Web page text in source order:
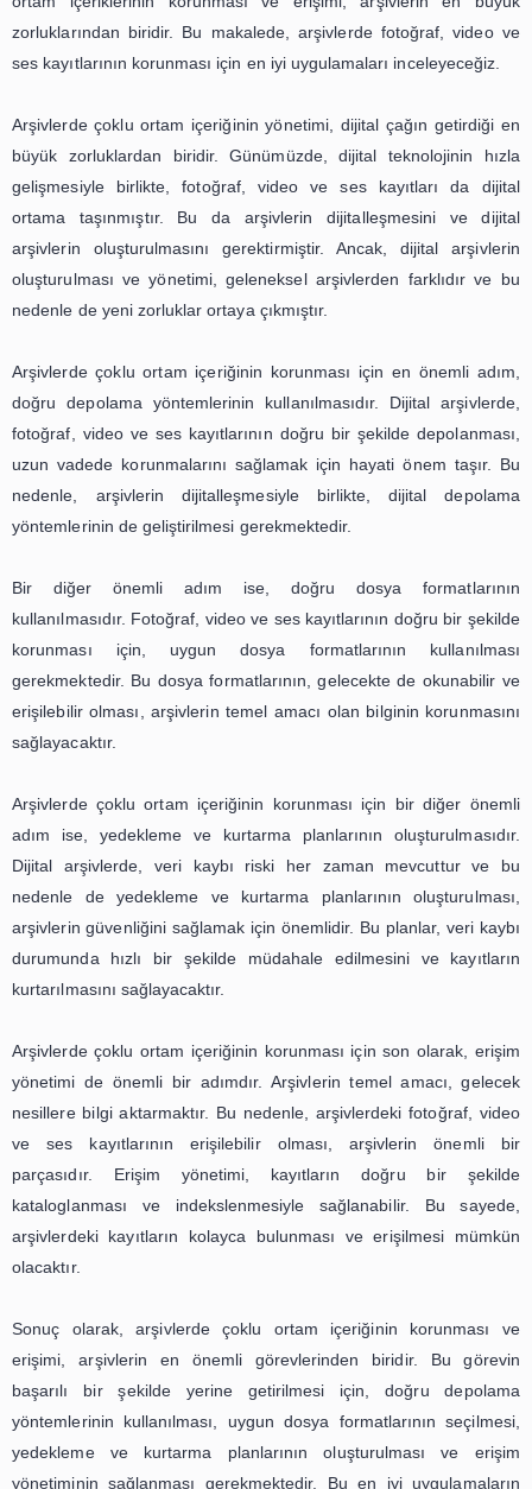
içeriğin düzenlenmesi ve etiketlenmesi de büyük
taşımaktadır. Çünkü, doğru bir şekilde
kullanılabilirliğini azaltabilir. Bu nedenle, arşivlerdeki
içeriğinin yönetimi konusunda daha sistematik bir
benimsenmelidir.
Öncelikle, arşivlerdeki çoklu ortam içeriğinin
etiketlenmesi için bir standart belirlenmelidir. Bu standart,
arşivlerdeki içeriklerin dijital ortama aktarılması ve dijital
oluşturulması konusunda da rehberlik etmelidir.
Bununla birlikte, arşivlerdeki çoklu ortam içeriğinin
uzmanlaşmış kişilerin arşivlerde çalışması, içeriklerin
şekilde düzenlenmesi ve etiketlenmesi için büyük
taşımaktadır. Ayrıca, bu kişilerin eğitim ve
verilmelidir. Çünkü, teknolojinin hızla gelişmesi ve yeni
yöntemlerinin ortaya çıkması, bu alanda çalışan kişilerin
Arşivlerdeki çoklu ortam içeriğinin düzenlenmesi ve
aynı zamanda dijital arşivlerin oluşturulması için de
taşımaktadır. Dijital arşivler, içeriklerin daha kolay
korunabilir olmasını sağlamaktadır. Ancak, dijital
içeriklere dayanmaktadır. Bu nedenle, arşivlerdeki
içeriğinin düzenlenmesi ve etiketlenmesi, dijital
oluşturulması için de temel bir adımdır.
Sonuç olarak, arşivlerdeki çoklu ortam içeriğinin
konusunda daha fazla çalışmaya ihtiyaç duyulmaktadır.
standartlar belirlenmeli, insan kaynağına yatırım
etiketlenmiş içeriklere ihtiyaç duyulmaktadır. Bu
gelecek nesillere daha iyi bir şekilde aktarılabilir ve
tarihinin önemli bir parçası olan çoklu ortam içeriği